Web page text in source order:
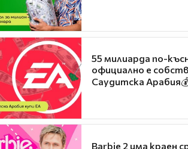
55 милиарда по-
официално е
Саудитска
Barbie 2 има краен